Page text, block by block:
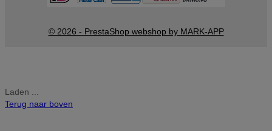
© 2026 - PrestaShop webshop by MARK-APP
Laden ...
Terug naar boven